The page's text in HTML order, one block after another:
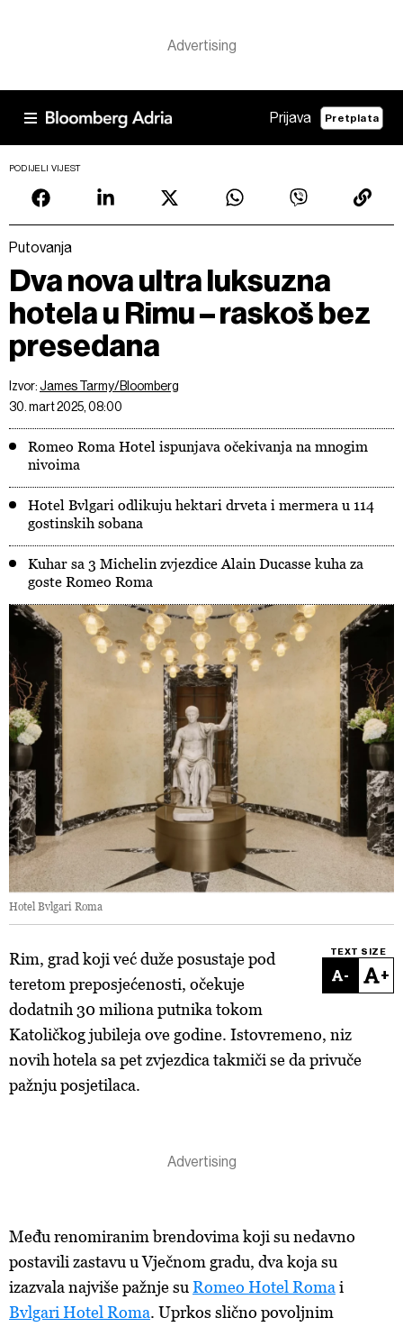
Prijava Pretplata
PODIJELI VIJEST
Putovanja
Dva nova ultra luksuzna
hotela u Rimu – raskoš bez
presedana
Izvor:James Tarmy/Bloomberg
30. mart 2025, 08:00
Romeo Roma Hotel ispunjava očekivanja na mnogim
nivoima
Hotel Bvlgari odlikuju hektari drveta i mermera u 114
gostinskih sobana
Kuhar sa 3 Michelin zvjezdice Alain Ducasse kuha za
goste Romeo Roma
Hotel Bvlgari Roma
TEXT SIZE
- +
Rim, grad koji već duže posustaje pod
teretom preposjećenosti, očekuje
dodatnih 30 miliona putnika tokom
Katoličkog jubileja ove godine. Istovremeno, niz
novih hotela sa pet zvjezdica takmiči se da privuče
pažnju posjetilaca.
Među renomiranim brendovima koji su nedavno
postavili zastavu u Vječnom gradu, dva koja su
izazvala najviše pažnje su Romeo Hotel Roma i
Bvlgari Hotel Roma. Uprkos slično povoljnim